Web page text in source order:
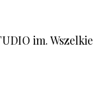
im. Wszelkie